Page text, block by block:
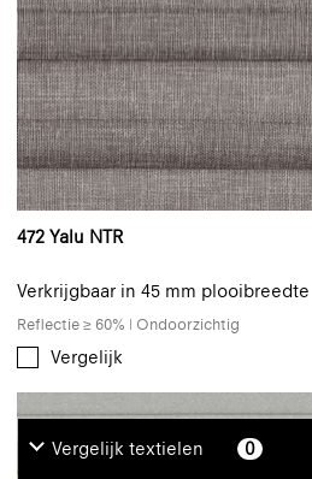
472 Yalu NTR
Verkrijgbaar in 45 mm plooibreedte
Reflectie ≥ 60% | Ondoorzichtig
Vergelijk
Vergelijk textielen 0